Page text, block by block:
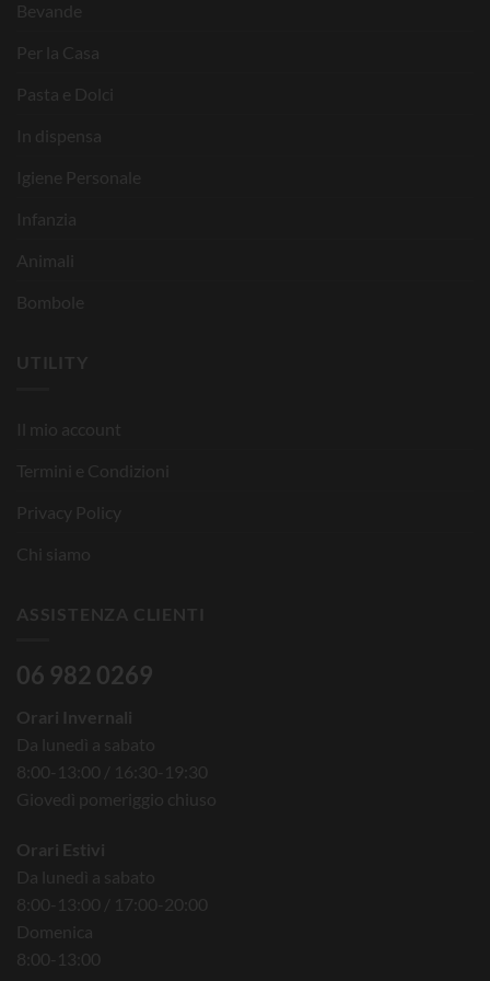
Bevande
Per la Casa
Pasta e Dolci
In dispensa
Igiene Personale
Infanzia
Animali
Bombole
UTILITY
Il mio account
Termini e Condizioni
Privacy Policy
Chi siamo
ASSISTENZA CLIENTI
06 982 0269
Orari Invernali
Da lunedì a sabato
8:00-13:00 / 16:30-19:30
Giovedì pomeriggio chiuso
Orari Estivi
Da lunedì a sabato
8:00-13:00 / 17:00-20:00
Domenica
8:00-13:00